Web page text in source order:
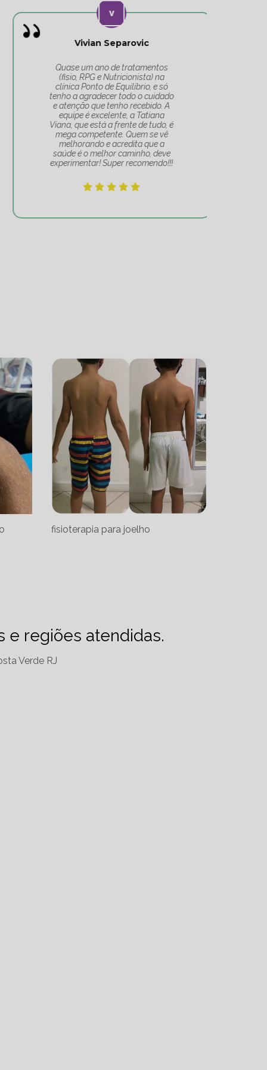
Vivian Separovic
Quase um ano de tratamentos
(fisio, RPG e Nutricionista) na
clínica Ponto de Equilíbrio, e só
tenho a agradecer todo o cuidado
e atenção que tenho recebido. A
equipe é excelente, a Tatiana
Viana, que está a frente de tudo, é
mega competente. Quem se vê
melhorando e acredita que a
saúde é o melhor caminho, deve
experimentar! Super recomendo!!!
fisioterapia para joelho
e regiões atendidas.
Verde RJ